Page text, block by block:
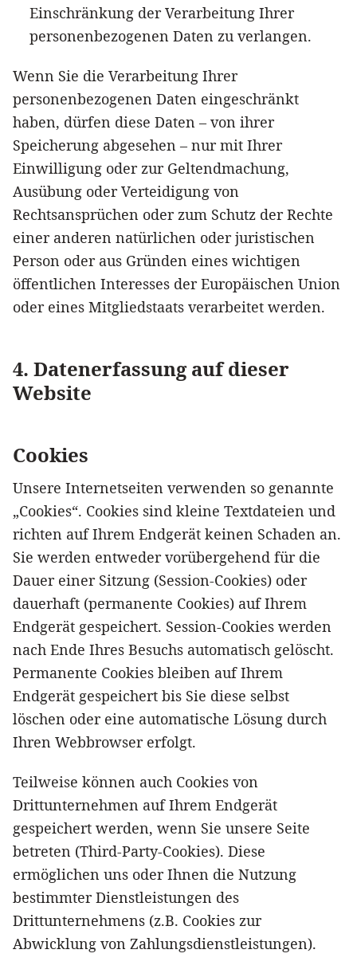
Einschränkung der Verarbeitung Ihrer
personenbezogenen Daten zu verlangen.
Wenn Sie die Verarbeitung Ihrer
personenbezogenen Daten eingeschränkt
haben, dürfen diese Daten – von ihrer
Speicherung abgesehen – nur mit Ihrer
Einwilligung oder zur Geltendmachung,
Ausübung oder Verteidigung von
Rechtsansprüchen oder zum Schutz der Rechte
einer anderen natürlichen oder juristischen
Person oder aus Gründen eines wichtigen
öffentlichen Interesses der Europäischen Union
oder eines Mitgliedstaats verarbeitet werden.
4. Datenerfassung auf dieser
Website
Cookies
Unsere Internetseiten verwenden so genannte
„Cookies“. Cookies sind kleine Textdateien und
richten auf Ihrem Endgerät keinen Schaden an.
Sie werden entweder vorübergehend für die
Dauer einer Sitzung (Session-Cookies) oder
dauerhaft (permanente Cookies) auf Ihrem
Endgerät gespeichert. Session-Cookies werden
nach Ende Ihres Besuchs automatisch gelöscht.
Permanente Cookies bleiben auf Ihrem
Endgerät gespeichert bis Sie diese selbst
löschen oder eine automatische Lösung durch
Ihren Webbrowser erfolgt.
Teilweise können auch Cookies von
Drittunternehmen auf Ihrem Endgerät
gespeichert werden, wenn Sie unsere Seite
betreten (Third-Party-Cookies). Diese
ermöglichen uns oder Ihnen die Nutzung
bestimmter Dienstleistungen des
Drittunternehmens (z.B. Cookies zur
Abwicklung von Zahlungsdienstleistungen).